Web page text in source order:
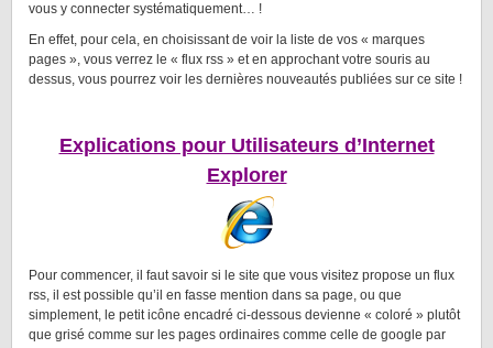
vous y connecter systématiquement… !
En effet, pour cela, en choisissant de voir la liste de vos « marques
pages », vous verrez le « flux rss » et en approchant votre souris au
dessus, vous pourrez voir les dernières nouveautés publiées sur ce site !
Explications pour Utilisateurs d’Internet
Explorer
Pour commencer, il faut savoir si le site que vous visitez propose un flux
rss, il est possible qu’il en fasse mention dans sa page, ou que
simplement, le petit icône encadré ci-dessous devienne « coloré » plutôt
que grisé comme sur les pages ordinaires comme celle de google par